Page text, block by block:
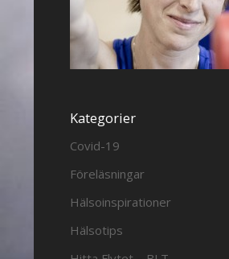
Kategorier
Covid-19
Föreläsningar
Hälsoinspirationer
Hälsotips